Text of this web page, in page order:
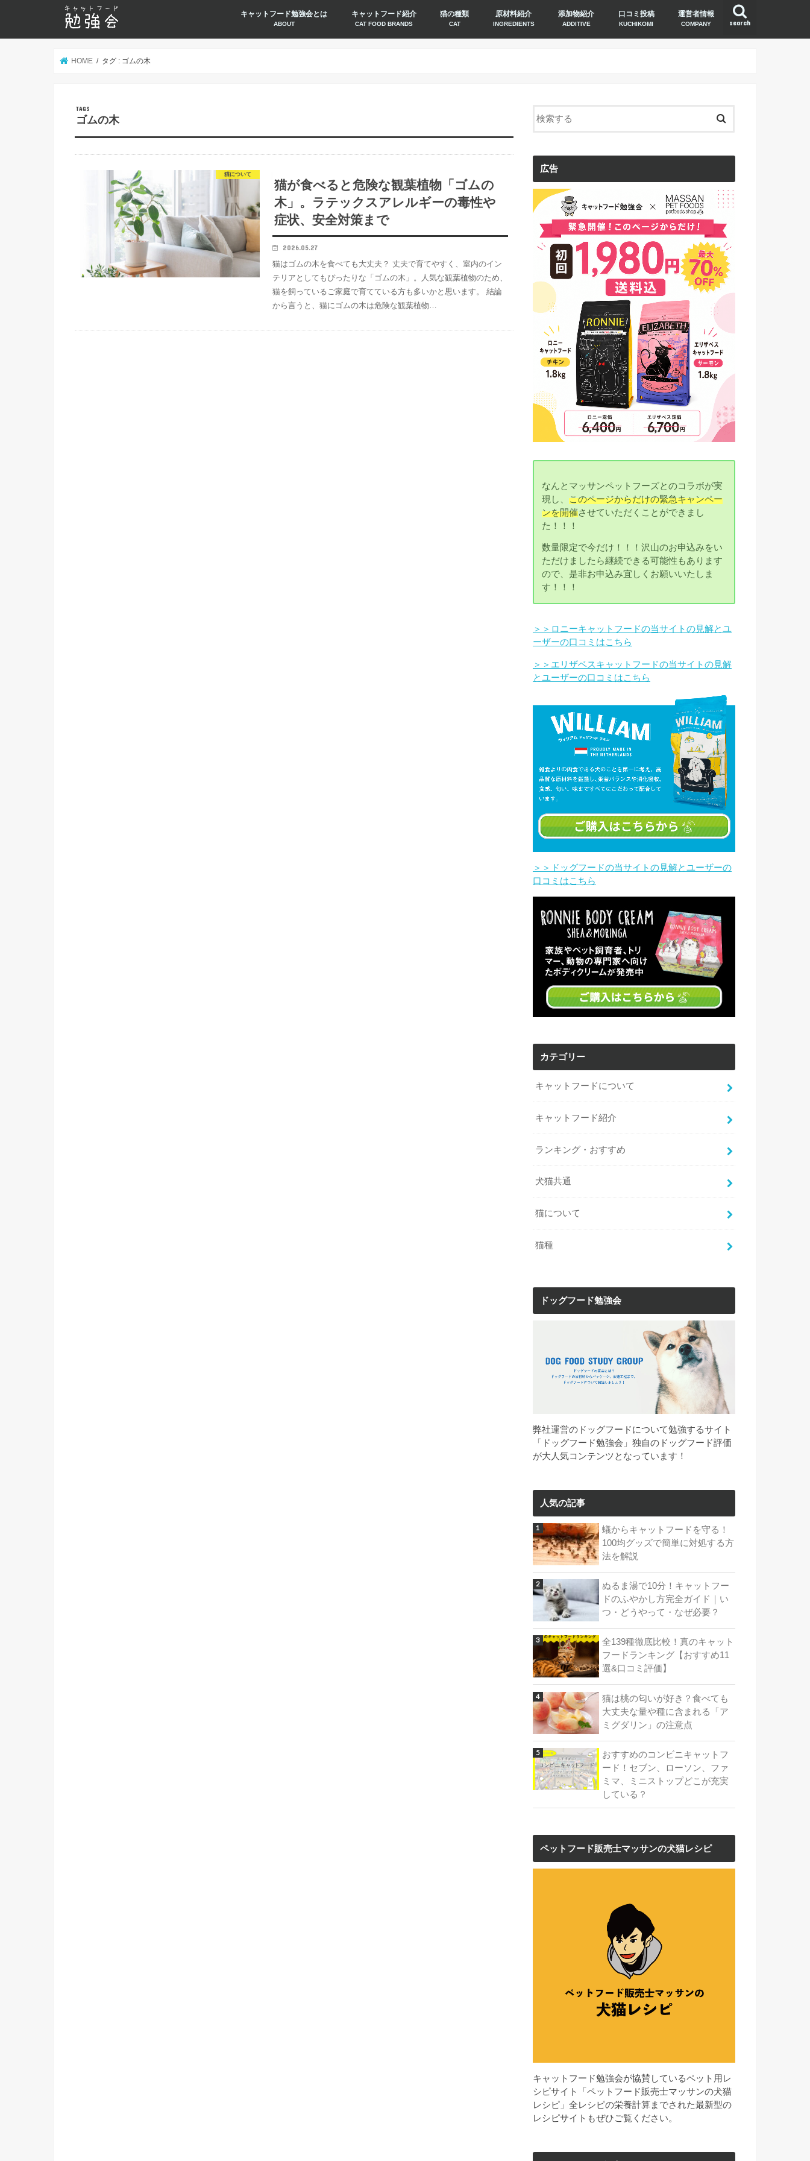
search
キャットフード勉強会とは
ABOUT
キャットフード紹介
CAT FOOD BRANDS
猫の種類
CAT
原材料紹介
INGREDIENTS
添加物紹介
ADDITIVE
口コミ投稿
KUCHIKOMI
運営者情報
COMPANY
HOME タグ : ゴムの木
ゴムの木
猫について
猫が食べると危険な観葉植物「ゴムの
木」。ラテックスアレルギーの毒性や
症状、安全対策まで
2026.05.27
猫はゴムの木を食べても大丈夫？ 丈夫で育てやすく、室内のイン
テリアとしてもぴったりな「ゴムの木」。人気な観葉植物のため、
猫を飼っているご家庭で育てている方も多いかと思います。 結論
から言うと、猫にゴムの木は危険な観葉植物…
広告
なんとマッサンペットフーズとのコラボが実
現し、このページからだけの緊急キャンペー
ンを開催させていただくことができまし
た！！！
数量限定で今だけ！！！沢山のお申込みをい
ただけましたら継続できる可能性もあります
ので、是非お申込み宜しくお願いいたしま
す！！！
＞＞ロニーキャットフードの当サイトの見解とユ
ーザーの口コミはこちら
＞＞エリザベスキャットフードの当サイトの見解
とユーザーの口コミはこちら
＞＞ドッグフードの当サイトの見解とユーザーの
口コミはこちら
カテゴリー
キャットフードについて
キャットフード紹介
ランキング・おすすめ
犬猫共通
猫について
猫種
ドッグフード勉強会
弊社運営のドッグフードについて勉強するサイト
「ドッグフード勉強会」独自のドッグフード評価
が大人気コンテンツとなっています！
人気の記事
蟻からキャットフードを守る！
100均グッズで簡単に対処する方
法を解説
ぬるま湯で10分！キャットフー
ドのふやかし方完全ガイド｜い
つ・どうやって・なぜ必要？
全139種徹底比較！真のキャット
フードランキング【おすすめ11
選&口コミ評価】
猫は桃の匂いが好き？食べても
大丈夫な量や種に含まれる「ア
ミグダリン」の注意点
おすすめのコンビニキャットフ
ード！セブン、ローソン、ファ
ミマ、ミニストップどこが充実
している？
ペットフード販売士マッサンの犬猫レシピ
キャットフード勉強会が協賛しているペット用レ
シピサイト「ペットフード販売士マッサンの犬猫
レシピ」全レシピの栄養計算までされた最新型の
レシピサイトもぜひご覧ください。